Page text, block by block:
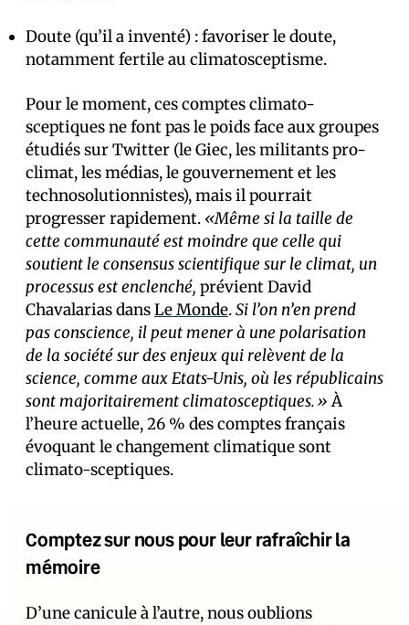
Doute (qu’il a inventé) : favoriser le doute,
notamment fertile au climatosceptisme.
Pour le moment, ces comptes climato-
sceptiques ne font pas le poids face aux groupes
étudiés sur Twitter (le Giec, les militants pro-
climat, les médias, le gouvernement et les
technosolutionnistes), mais il pourrait
progresser rapidement. «Même si la taille de
cette communauté est moindre que celle qui
soutient le consensus scientifique sur le climat, un
processus est enclenché, prévient David
Chavalarias dansLe Monde.Si l’on n’en prend
pas conscience, il peut mener à une polarisation
de la société sur des enjeux qui relèvent de la
science, comme aux Etats-Unis, où les républicains
sont majoritairement climatosceptiques.»À
l’heure actuelle, 26 % des comptes français
évoquant le changement climatique sont
climato-sceptiques.
Comptez sur nous pour leur rafraîchir la
mémoire
D’une canicule à l’autre, nous oublions